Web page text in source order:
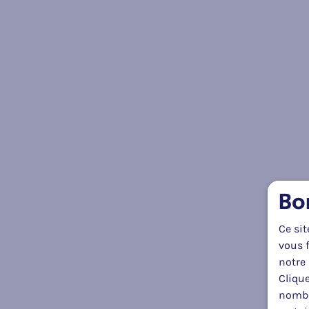
Ce
vous
notre